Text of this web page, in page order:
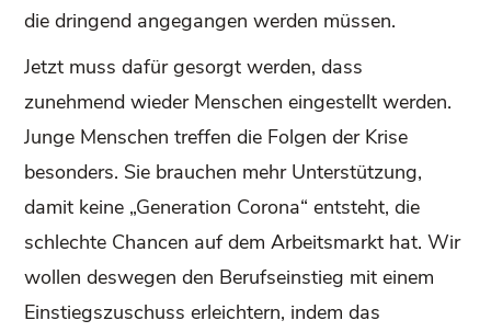
die dringend angegangen werden müssen.
Jetzt muss dafür gesorgt werden, dass
zunehmend wieder Menschen eingestellt werden.
Junge Menschen treffen die Folgen der Krise
besonders. Sie brauchen mehr Unterstützung,
damit keine „Generation Corona“ entsteht, die
schlechte Chancen auf dem Arbeitsmarkt hat. Wir
wollen deswegen den Berufseinstieg mit einem
Einstiegszuschuss erleichtern, indem das